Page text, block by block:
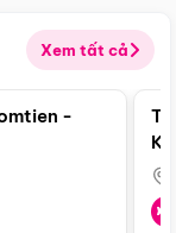
Xem tất cả
Điểm nổi bật
-